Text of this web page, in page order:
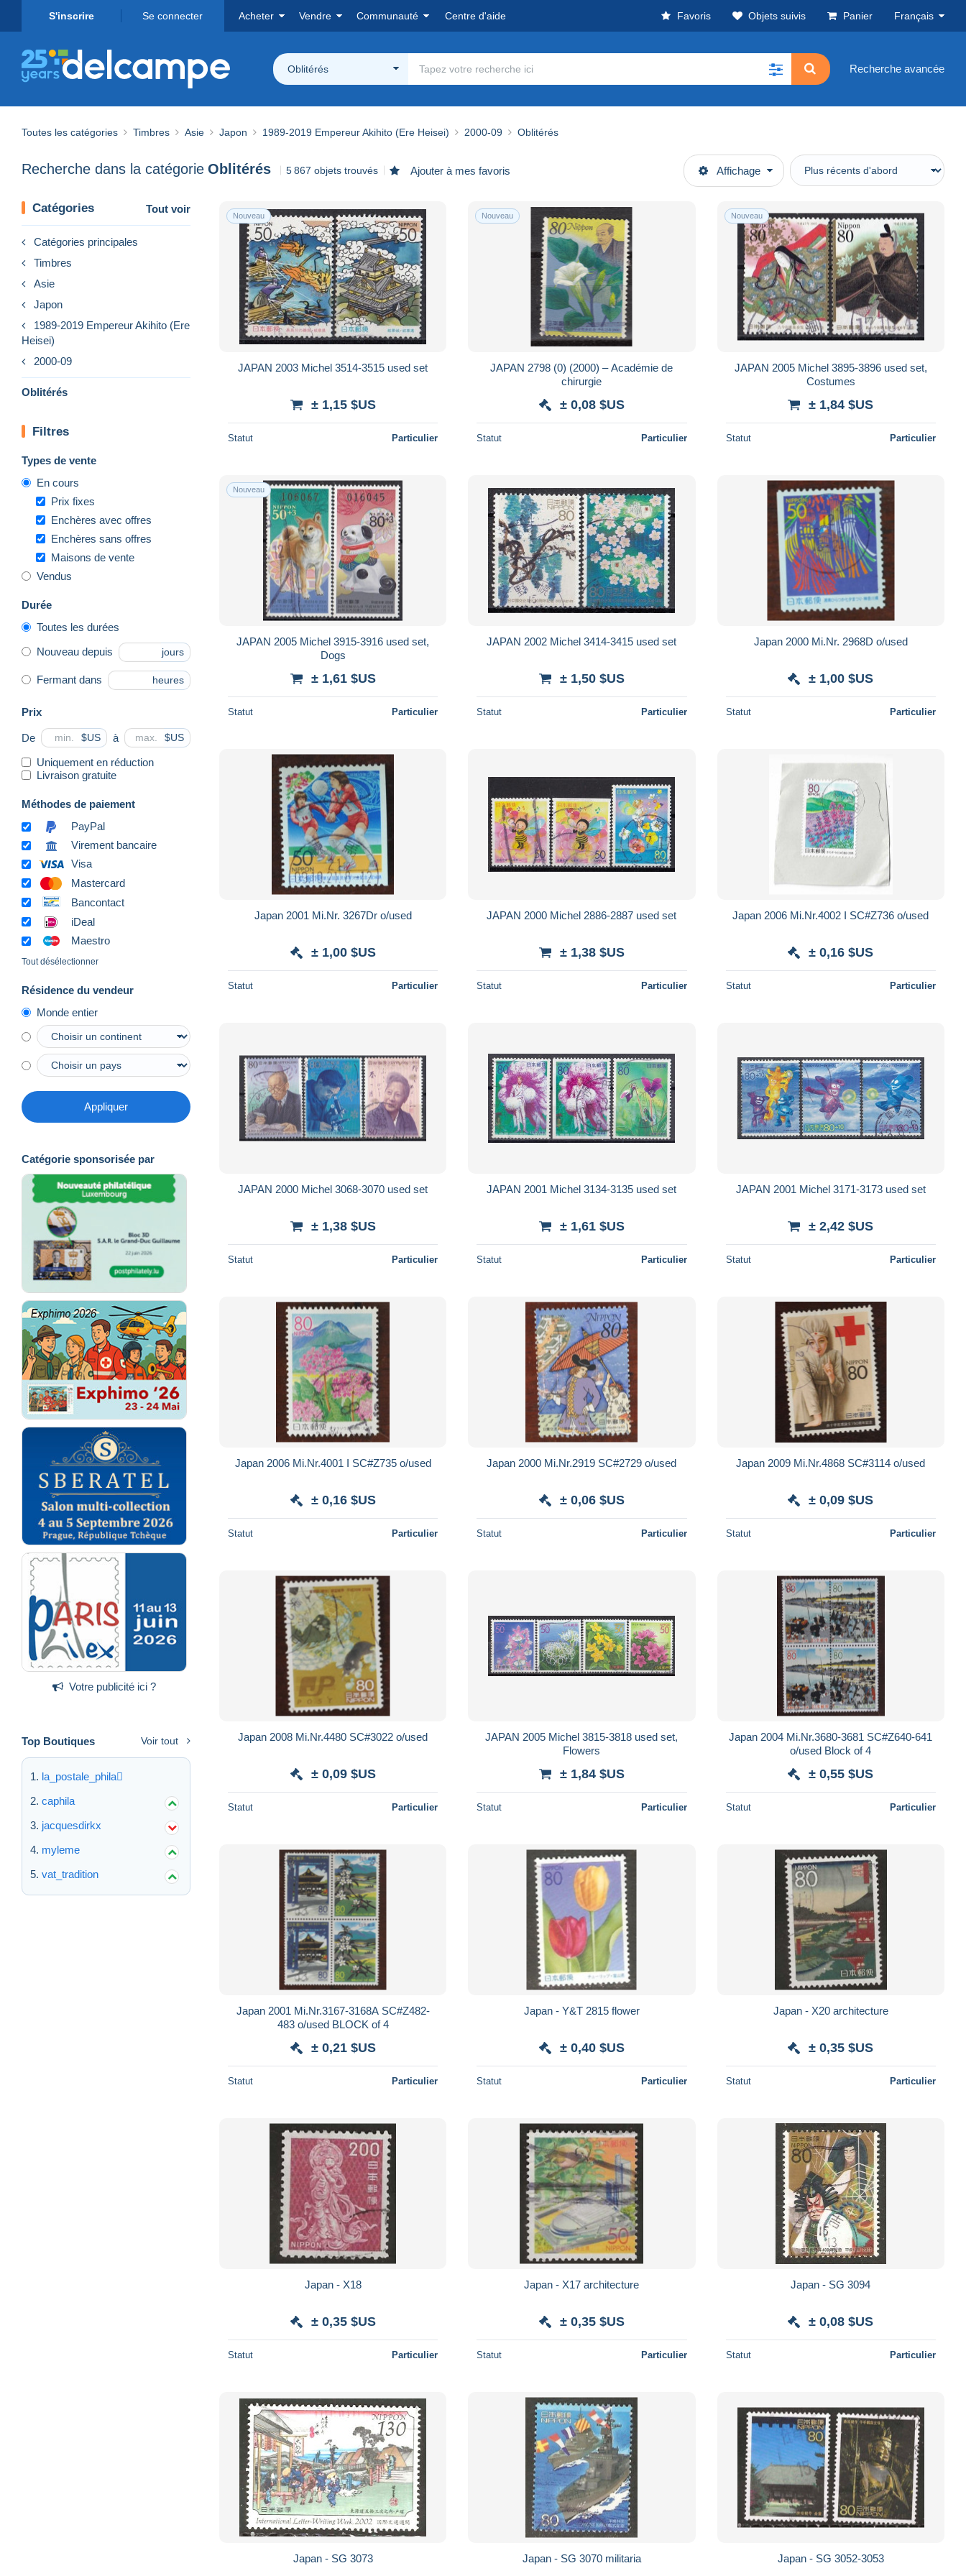
S'inscrire Se connecter Acheter Vendre Communauté Centre d'aide Favoris Objets suivis Panier Français
Oblitérés Recherche avancée
Toutes les catégories Timbres Asie Japon 1989-2019 Empereur Akihito (Ere Heisei) 2000-09 Oblitérés
Recherche dans la catégorie Oblitérés 5 867 objets trouvés Ajouter à mes favoris Affichage
Catégories Tout voir
Catégories principales
Timbres
Asie
Japon
1989-2019 Empereur Akihito (Ere
Heisei)
2000-09
Oblitérés
Filtres
Types de vente
En cours
Prix fixes
Enchères avec offres
Enchères sans offres
Maisons de vente
Vendus
Durée
Toutes les durées
Nouveau depuis jours
Fermant dans heures
Prix
De $US à $US
Uniquement en réduction
Livraison gratuite
Méthodes de paiement
PayPal
Virement bancaire
Visa
Mastercard
Bancontact
iDeal
Maestro
Tout désélectionner
Résidence du vendeur
Monde entier
Appliquer
Catégorie sponsorisée par
Votre publicité ici ?
Top Boutiques Voir tout
la_postale_phila
caphila
jacquesdirkx
myleme
vat_tradition
Nouveau
JAPAN 2003 Michel 3514-3515 used set
± 1,15 $US
Statut Particulier
Nouveau
JAPAN 2798 (0) (2000) – Académie de
chirurgie
± 0,08 $US
Statut Particulier
Nouveau
JAPAN 2005 Michel 3895-3896 used set,
Costumes
± 1,84 $US
Statut Particulier
Nouveau
JAPAN 2005 Michel 3915-3916 used set,
Dogs
± 1,61 $US
Statut Particulier
JAPAN 2002 Michel 3414-3415 used set
± 1,50 $US
Statut Particulier
Japan 2000 Mi.Nr. 2968D o/used
± 1,00 $US
Statut Particulier
Japan 2001 Mi.Nr. 3267Dr o/used
± 1,00 $US
Statut Particulier
JAPAN 2000 Michel 2886-2887 used set
± 1,38 $US
Statut Particulier
Japan 2006 Mi.Nr.4002 I SC#Z736 o/used
± 0,16 $US
Statut Particulier
JAPAN 2000 Michel 3068-3070 used set
± 1,38 $US
Statut Particulier
JAPAN 2001 Michel 3134-3135 used set
± 1,61 $US
Statut Particulier
JAPAN 2001 Michel 3171-3173 used set
± 2,42 $US
Statut Particulier
Japan 2006 Mi.Nr.4001 I SC#Z735 o/used
± 0,16 $US
Statut Particulier
Japan 2000 Mi.Nr.2919 SC#2729 o/used
± 0,06 $US
Statut Particulier
Japan 2009 Mi.Nr.4868 SC#3114 o/used
± 0,09 $US
Statut Particulier
Japan 2008 Mi.Nr.4480 SC#3022 o/used
± 0,09 $US
Statut Particulier
JAPAN 2005 Michel 3815-3818 used set,
Flowers
± 1,84 $US
Statut Particulier
Japan 2004 Mi.Nr.3680-3681 SC#Z640-641
o/used Block of 4
± 0,55 $US
Statut Particulier
Japan 2001 Mi.Nr.3167-3168A SC#Z482-
483 o/used BLOCK of 4
± 0,21 $US
Statut Particulier
Japan - Y&T 2815 flower
± 0,40 $US
Statut Particulier
Japan - X20 architecture
± 0,35 $US
Statut Particulier
Japan - X18
± 0,35 $US
Statut Particulier
Japan - X17 architecture
± 0,35 $US
Statut Particulier
Japan - SG 3094
± 0,08 $US
Statut Particulier
Japan - SG 3073 Japan - SG 3070 militaria Japan - SG 3052-3053